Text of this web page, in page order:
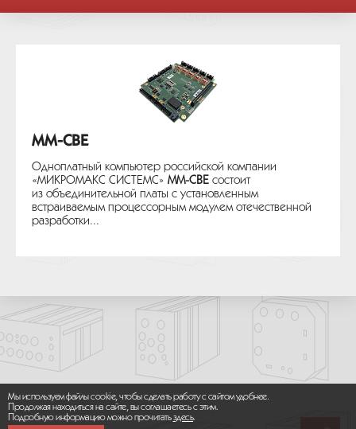
MM-CBE
Одноплатный компьютер российской компании
«МИКРОМАКС СИСТЕМС» MM-CBE состоит
из объединительной платы с установленным
встраиваемым процессорным модулем отечественной
разработки...
Мы используем файлы cookie, чтобы сделать работу с сайтом удобнее.
Продолжая находиться на сайте, вы соглашаетесь с этим.
Подробную информацию можно прочитатьздесь.